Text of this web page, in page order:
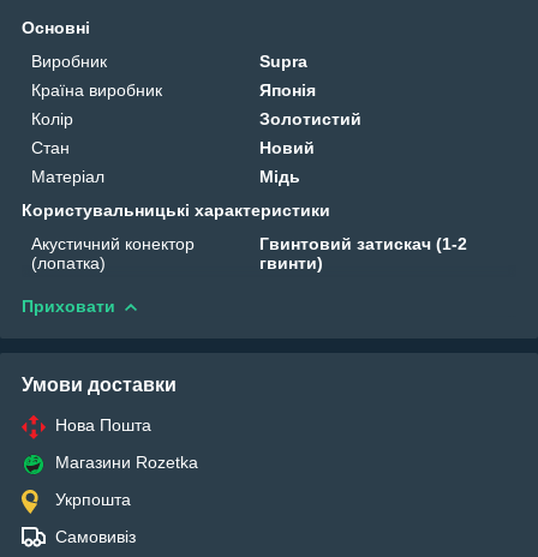
Основні
Виробник
Supra
Країна виробник
Японія
Колір
Золотистий
Стан
Новий
Матеріал
Мідь
Користувальницькі характеристики
Акустичний конектор
(лопатка)
Гвинтовий затискач (1-2
гвинти)
Приховати
Умови доставки
Нова Пошта
Магазини Rozetka
Укрпошта
Самовивіз